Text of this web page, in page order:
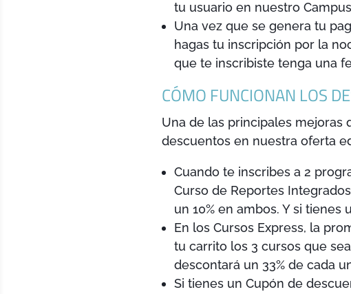
tu usuario en nuestro
Una vez que se genera tu
hagas tu inscripción por la
que te inscribiste tenga una
CÓMO FUNCIONAN LOS
Una de las principales mejoras
descuentos en nuestra oferta
Cuando te inscribes a 2
Curso de Reportes
un 10% en ambos. Y si
En los Cursos Express, la
tu carrito los 3 cursos que
descontará un 33% de cada
Si tienes un Cupón de